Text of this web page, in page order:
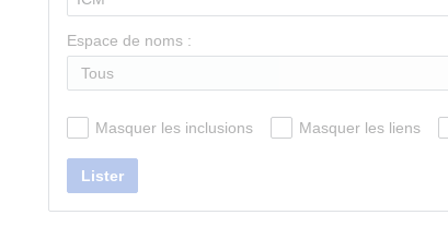
Espace de noms :
Tous
Masquer les inclusions Masquer les liens
Lister